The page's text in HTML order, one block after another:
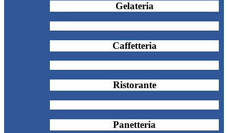
Gelateria
Caffetteria
Ristorante
Panetteria